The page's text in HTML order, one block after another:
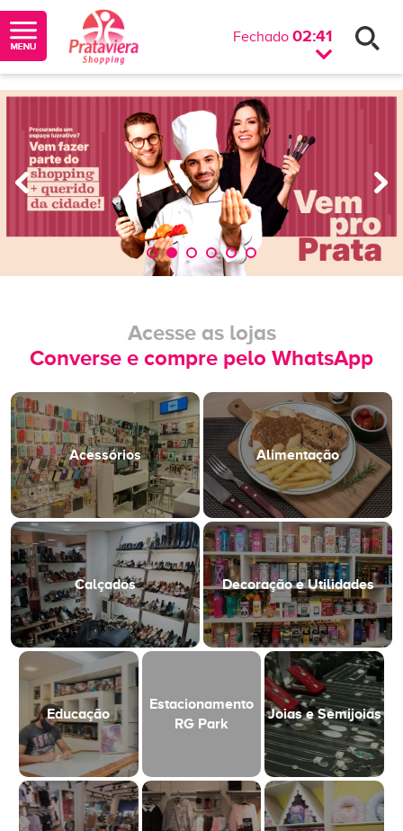
Fechado 02:41
Acesse as lojas
Converse e compre pelo WhatsApp
Acessórios Alimentação
Calçados Decoração e Utilidades
Educação
Estacionamento
RG Park
Joias e Semijoias